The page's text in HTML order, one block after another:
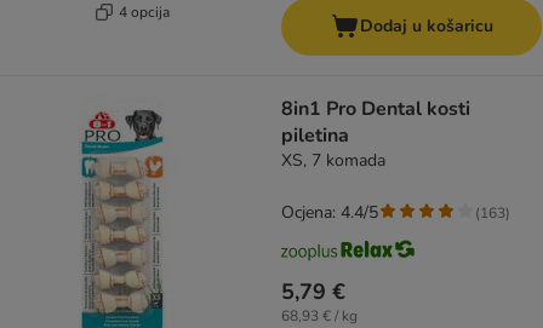
4 opcija
Dodaj u košaricu
8in1 Pro Dental kosti
piletina
XS, 7 komada
5,79 €
68,93 € / kg
Ocjena: 4.4/5 (163)